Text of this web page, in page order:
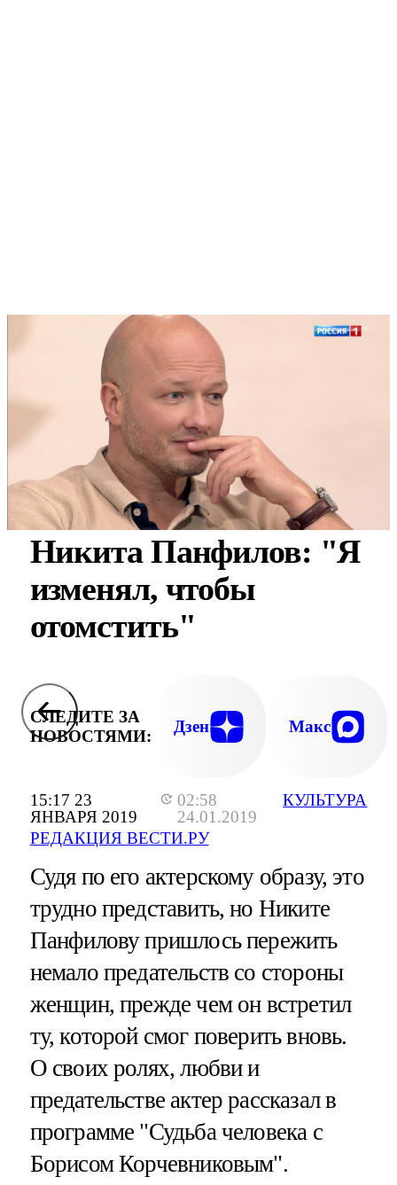
15:17 23
ЯНВАРЯ 2019
02:58
24.01.2019
РЕДАКЦИЯ ВЕСТИ.РУ
КУЛЬТУРА
Никита Панфилов: "Я
изменял, чтобы
отомстить"
СЛЕДИТЕ ЗА
НОВОСТЯМИ:
Дзен Макс
Судя по его актерскому образу, это
трудно представить, но Никите
Панфилову пришлось пережить
немало предательств со стороны
женщин, прежде чем он встретил
ту, которой смог поверить вновь.
О своих ролях, любви и
предательстве актер рассказал в
программе "Судьба человека с
Борисом Корчевниковым".